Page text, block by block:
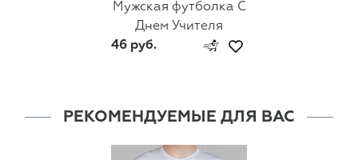
Мужская футболка С
Днем Учителя
46 руб.
РЕКОМЕНДУЕМЫЕ ДЛЯ ВАС